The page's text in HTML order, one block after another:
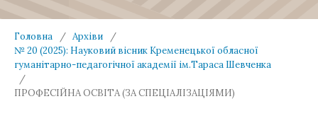
Головна / Архіви
/
№ 20 (2025): Науковий вісник Кременецької обласної
гуманітарно-педагогічної академії ім.Тараса Шевченка
/
ПРОФЕСІЙНА ОСВІТА (ЗА СПЕЦІАЛІЗАЦІЯМИ)